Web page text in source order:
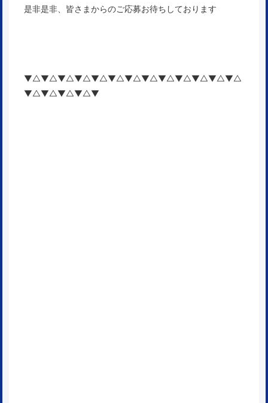
是非是非、皆さまからのご応募お待ちしております
▼△▼△▼△▼△▼△▼△▼△▼△▼△▼△▼△▼△▼△
▼△▼△▼△▼△▼